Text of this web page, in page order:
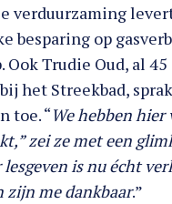
verduurzaming
besparing op
Trudie Oud, al 45
het Streekbad,
toe. “We hebben hier
zei ze met een
is nu écht
zijn me dankbaar.”